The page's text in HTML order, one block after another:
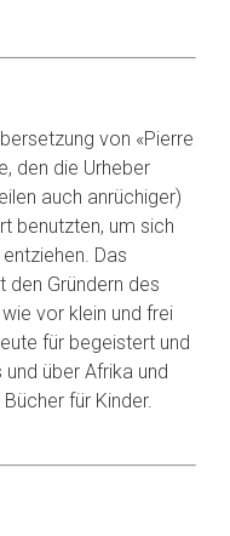
von «Pierre
den die Urheber
auch anrüchiger)
benutzten, um sich
Das
den Gründern des
vor klein und frei
für begeistert und
über Afrika und
für Kinder.